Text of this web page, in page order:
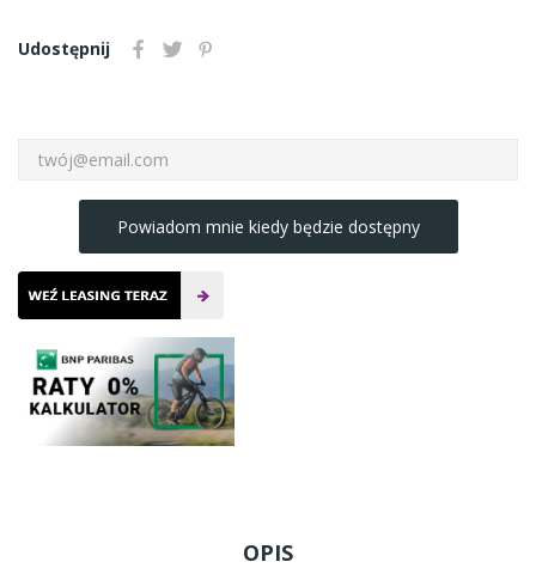
Udostępnij
Powiadom mnie kiedy będzie dostępny
OPIS